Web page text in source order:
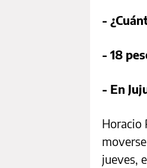
-
- 18
- En
Horacio
jueves,